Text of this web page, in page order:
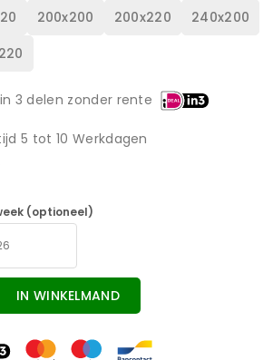
200x200 200x220
240x200
in 3 delen zonder rente
5 tot 10 Werkdagen
(optioneel)
IN WINKELMAND